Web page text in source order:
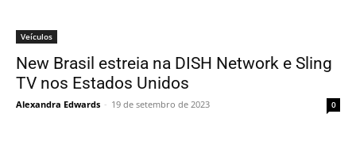
Veículos
New Brasil estreia na DISH Network e Sling
TV nos Estados Unidos
Alexandra Edwards - 19 de setembro de 2023 0